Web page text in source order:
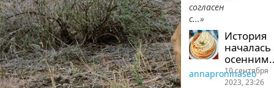
согласен
с...»
История
началась
annaproninaseo
10 сентября
2023, 23:26